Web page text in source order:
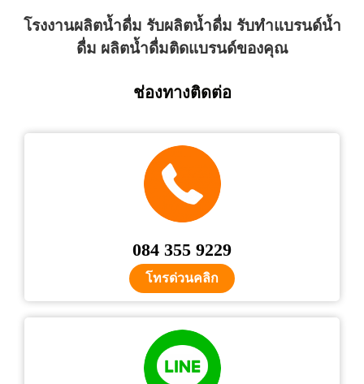
โรงงานผลิตน้ำดื่ม รับผลิตน้ำดื่ม รับทำแบรนด์น้ำ
ดื่ม ผลิตน้ำดื่มติดแบรนด์ของคุณ
ช่องทางติดต่อ
084 355 9229
โทรด่วนคลิก